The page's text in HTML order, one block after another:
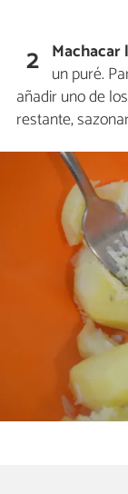
2 Machacar
un puré.
añadir uno de
restante,